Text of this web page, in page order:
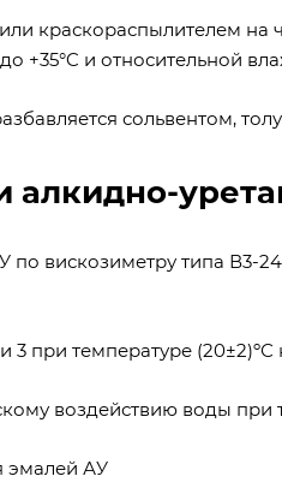
краскораспылителем на
+35°C и относительной
сольвентом,
алкидно-
по вискозиметру типа В3-
при температуре (20±2)ºС
воздействию воды при
эмалей АУ